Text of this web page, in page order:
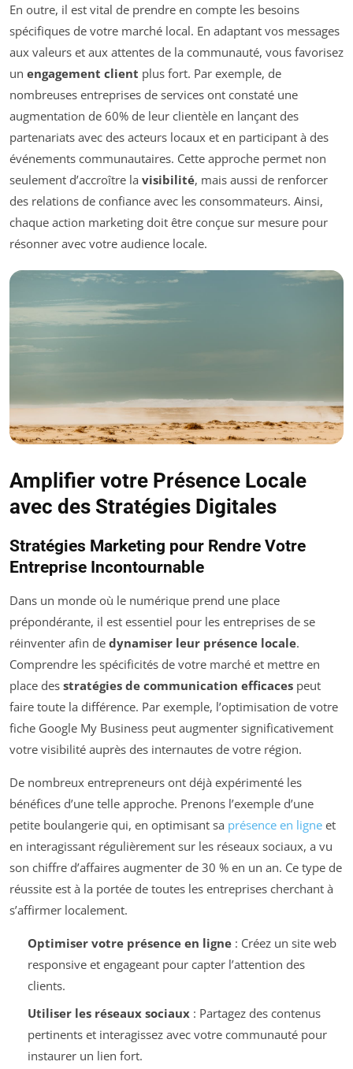
En outre, il est vital de prendre en compte les besoins
spécifiques de votre marché local. En adaptant vos messages
aux valeurs et aux attentes de la communauté, vous favorisez
un engagement client plus fort. Par exemple, de
nombreuses entreprises de services ont constaté une
augmentation de 60% de leur clientèle en lançant des
partenariats avec des acteurs locaux et en participant à des
événements communautaires. Cette approche permet non
seulement d’accroître la visibilité, mais aussi de renforcer
des relations de confiance avec les consommateurs. Ainsi,
chaque action marketing doit être conçue sur mesure pour
résonner avec votre audience locale.
Amplifier votre Présence Locale
avec des Stratégies Digitales
Stratégies Marketing pour Rendre Votre
Entreprise Incontournable
Dans un monde où le numérique prend une place
prépondérante, il est essentiel pour les entreprises de se
réinventer afin de dynamiser leur présence locale.
Comprendre les spécificités de votre marché et mettre en
place des stratégies de communication efficaces peut
faire toute la différence. Par exemple, l’optimisation de votre
fiche Google My Business peut augmenter significativement
votre visibilité auprès des internautes de votre région.
De nombreux entrepreneurs ont déjà expérimenté les
bénéfices d’une telle approche. Prenons l’exemple d’une
petite boulangerie qui, en optimisant sa présence en ligne et
en interagissant régulièrement sur les réseaux sociaux, a vu
son chiffre d’affaires augmenter de 30 % en un an. Ce type de
réussite est à la portée de toutes les entreprises cherchant à
s’affirmer localement.
Optimiser votre présence en ligne: Créez un site web
responsive et engageant pour capter l’attention des
clients.
Utiliser les réseaux sociaux: Partagez des contenus
pertinents et interagissez avec votre communauté pour
instaurer un lien fort.